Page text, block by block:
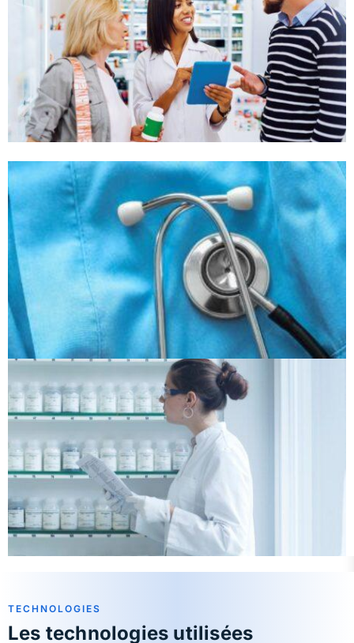
TECHNOLOGIES
Les technologies utilisées